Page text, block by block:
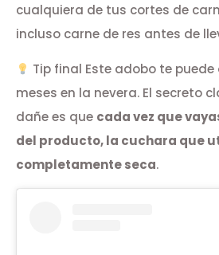
cualquiera de tus cortes de
incluso carne de res antes de
Tip final Este adobo te puede
meses en la nevera. El secreto
dañe es que cada vez que
del producto, la cuchara que
completamente seca.